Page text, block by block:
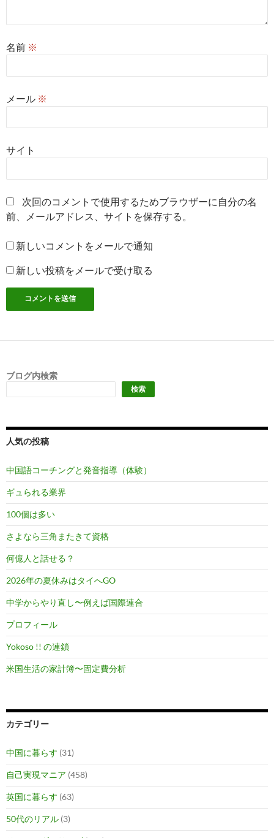
名前 ※
メール ※
サイト
次回のコメントで使用するためブラウザーに自分の名
前、メールアドレス、サイトを保存する。
新しいコメントをメールで通知
新しい投稿をメールで受け取る
ブログ内検索
検索
人気の投稿
中国語コーチングと発音指導（体験）
ギュられる業界
100個は多い
さよなら三角またきて資格
何億人と話せる？
2026年の夏休みはタイへGO
中学からやり直し〜例えば国際連合
プロフィール
Yokoso !! の連鎖
米国生活の家計簿〜固定費分析
カテゴリー
中国に暮らす (31)
自己実現マニア (458)
英国に暮らす (63)
50代のリアル (3)